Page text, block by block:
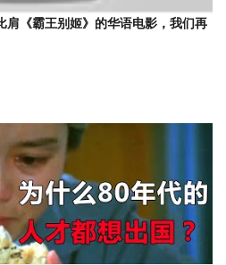
肩《霸王别姬》的华语电影，我们再